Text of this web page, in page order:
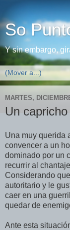
So
Y sin embargo,
MARTES,
Un
Una muy querida
convencer a un
dominado por un
recurrir al
Considerando
autoritario y le
caer en una
quedar de
Ante esta